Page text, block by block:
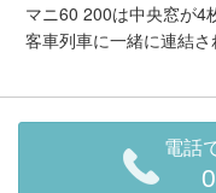
メルマガ登録
マニ60 200は中央窓が4
客車列車に一緒に連結さ
電話